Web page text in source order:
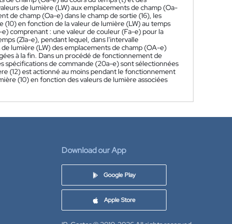
de lumière (LW) aux emplacements de champ (Oa-
de champ (Oa-e) dans le champ de sortie (16), les
en fonction de la valeur de lumière (LW) au temps
comprenant : une valeur de couleur (Fa-e) pour la
(ZIa-e), pendant lequel, dans l'intervalle
lumière (LW) des emplacements de champ (OA-e)
à la fin. Dans un procédé de fonctionnement de
spécifications de commande (20a-e) sont sélectionnées
(12) est actionné au moins pendant le fonctionnement
(10) en fonction des valeurs de lumière associées
Download our App
Google Play
Apple Store